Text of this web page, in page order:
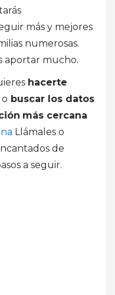
más y mejores
numerosas.
aportar mucho.
hacerte
o buscar los datos
más cercana
Llámales o
de
a seguir.